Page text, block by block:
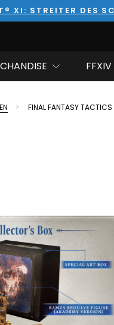
XI: STREITER DES
FINAL FANTASY